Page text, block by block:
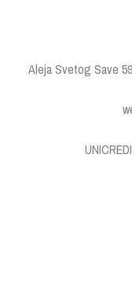
Aleja Svetog Save